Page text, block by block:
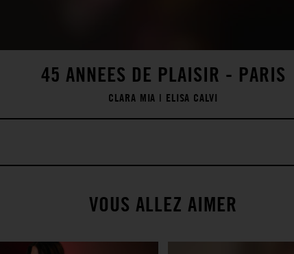
45 ANNEES DE PLAISIR - PARIS
CLARA MIA | ELISA CALVI
VOUS ALLEZ AIMER